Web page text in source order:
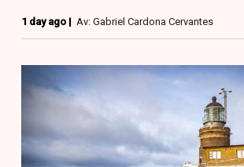
1 day ago | Av: Gabriel Cardona Cervantes